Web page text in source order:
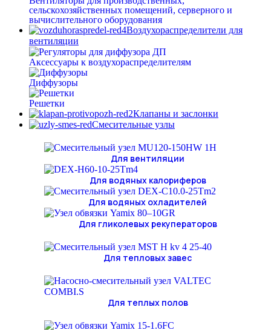
сельскохозяйственных помещений, серверного и
вычислительного оборудования
Воздухораспределители для
вентиляции
Аксессуары к воздухораспределителям
Диффузоры
Решетки
Клапаны и заслонки
Смесительные узлы
Для вентиляции
Для водяных калориферов
Для водяных охладителей
Для гликолевых рекуператоров
Для тепловых завес
Для теплых полов